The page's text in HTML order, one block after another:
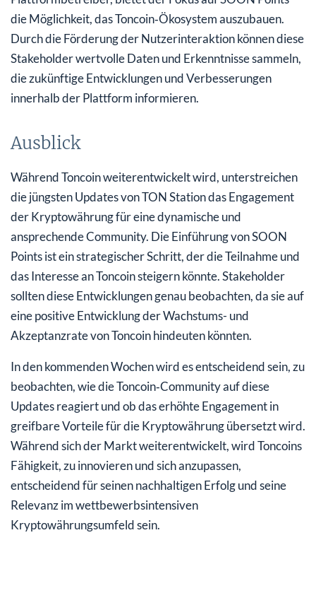
die Möglichkeit, das Toncoin‑Ökosystem auszubauen.
Durch die Förderung der Nutzerinteraktion können diese
Stakeholder wertvolle Daten und Erkenntnisse sammeln,
die zukünftige Entwicklungen und Verbesserungen
innerhalb der Plattform informieren.
Ausblick
Während Toncoin weiterentwickelt wird, unterstreichen
die jüngsten Updates von TON Station das Engagement
der Kryptowährung für eine dynamische und
ansprechende Community. Die Einführung von SOON
Points ist ein strategischer Schritt, der die Teilnahme und
das Interesse an Toncoin steigern könnte. Stakeholder
sollten diese Entwicklungen genau beobachten, da sie auf
eine positive Entwicklung der Wachstums- und
Akzeptanzrate von Toncoin hindeuten könnten.
In den kommenden Wochen wird es entscheidend sein, zu
beobachten, wie die Toncoin‑Community auf diese
Updates reagiert und ob das erhöhte Engagement in
greifbare Vorteile für die Kryptowährung übersetzt wird.
Während sich der Markt weiterentwickelt, wird Toncoins
Fähigkeit, zu innovieren und sich anzupassen,
entscheidend für seinen nachhaltigen Erfolg und seine
Relevanz im wettbewerbsintensiven
Kryptowährungsumfeld sein.